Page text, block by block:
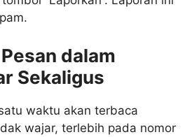
dalam
Sekaligus
waktu akan terbaca
wajar, terlebih pada nomor